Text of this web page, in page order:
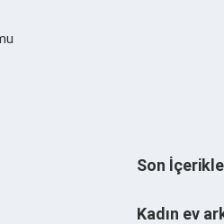
Son
Kadın ev